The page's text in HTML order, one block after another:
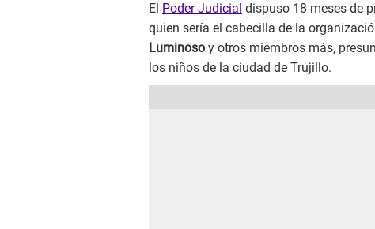
El Poder Judicial dispuso 18 meses de
quien sería el cabecilla de la
Luminoso y otros miembros más,
los niños de la ciudad de Trujillo.